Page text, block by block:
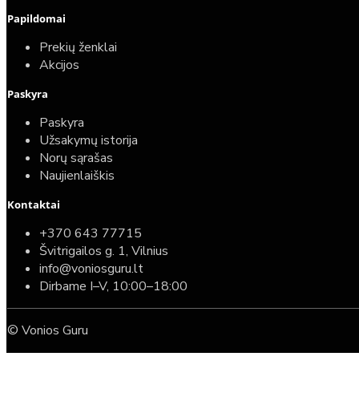
Papildomai
Prekių ženklai
Akcijos
Paskyra
Paskyra
Užsakymų istorija
Norų sąrašas
Naujienlaiškis
Kontaktai
+370 643 77715
Švitrigailos g. 1, Vilnius
info@voniosguru.lt
Dirbame I–V, 10:00–18:00
© Vonios Guru